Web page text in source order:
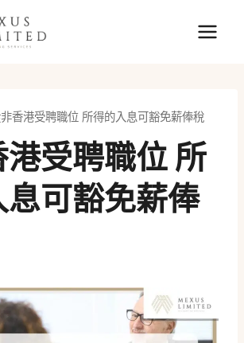
香港受聘職位 所得的入息可豁免薪俸稅
受聘職位 所
可豁免薪俸